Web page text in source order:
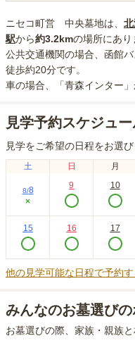
ニセコ町営 中央墓地は、
駅から約3.2kmの場所にあり
公共交通機関の場合 、函館
徒歩約20分です。
車の場合 、「青森インター
見学予約スケジュ
見学をご希望の日程をお選び
土 日 月
8/8
×
9 10
15 16 17
他の見学可能な日程で予約す
みんなのお墓選びの
お墓選びの際、家族・親族